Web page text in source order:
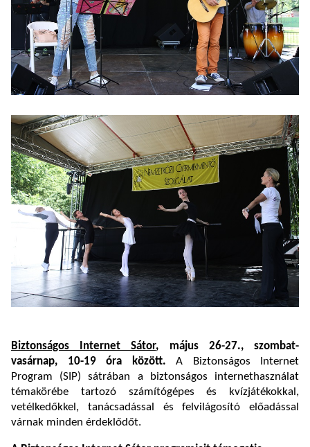
Biztonságos Internet Sátor, május 26-27., szombat-
vasárnap, 10-19 óra között. A Biztonságos Internet
Program (SIP) sátrában a biztonságos internethasználat
témakörébe tartozó számítógépes és kvízjátékokkal,
vetélkedőkkel, tanácsadással és felvilágosító előadással
várnak minden érdeklődőt.